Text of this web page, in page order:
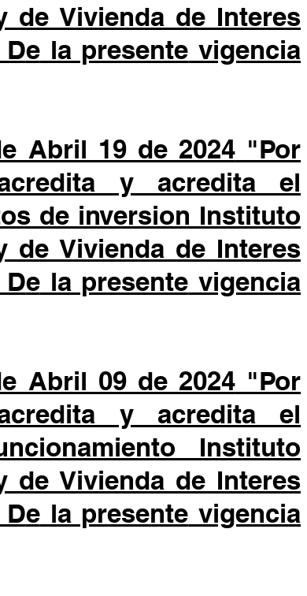
de Vivienda de Interes
ela presente vigencia
Abril 19 de 2024"Por
y acredita el
de inversion Instituto
de Vivienda de Interes
ela presente vigencia
Abril 09 de 2024"Por
y acredita el
Instituto
de Vivienda de Interes
ela presente vigencia